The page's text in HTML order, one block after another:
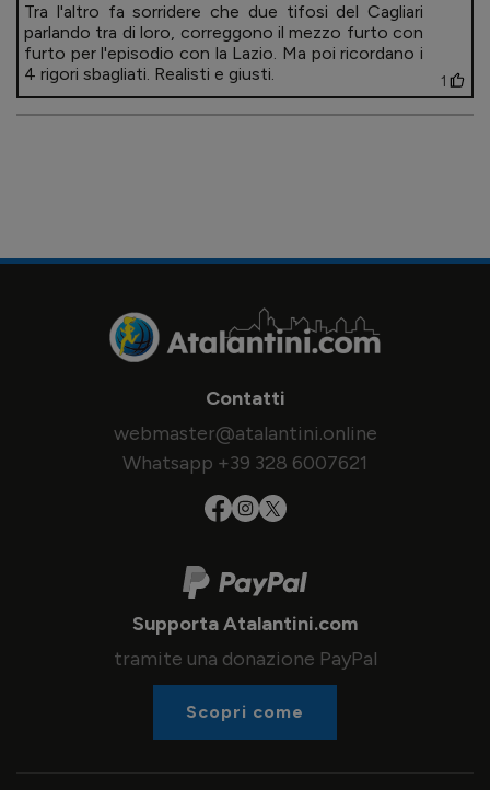
Tra l'altro fa sorridere che due tifosi del Cagliari
parlando tra di loro, correggono il mezzo furto con
furto per l'episodio con la Lazio. Ma poi ricordano i
4 rigori sbagliati. Realisti e giusti.
1
Contatti
webmaster@atalantini.online
Whatsapp +39 328 6007621
Supporta Atalantini.com
tramite una donazione PayPal
Scopri come